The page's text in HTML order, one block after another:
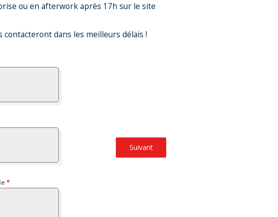
ou en afterwork après 17h sur le site
dans les meilleurs délais !
*
Suivant